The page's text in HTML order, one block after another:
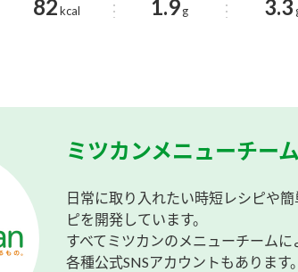
82kcal 1.9g 3.3
ミツカンメニューチーム
日常に取り入れたい時短レシピや
ピを開発しています。
すべてミツカンのメニューチーム
各種公式SNSアカウントもあります。